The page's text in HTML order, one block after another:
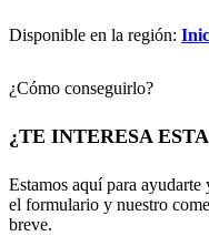
Disponible en la región:
¿Cómo conseguirlo?
¿TE INTERESA
Estamos aquí para
el formulario y nuestro
breve.